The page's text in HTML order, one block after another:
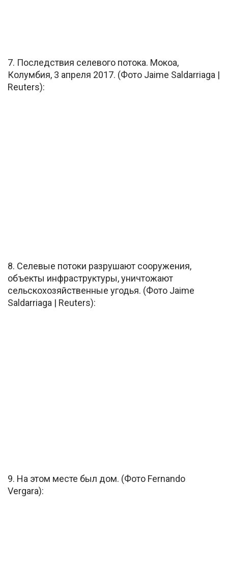
7. Последствия селевого потока. Мокоа,
Колумбия, 3 апреля 2017. (Фото Jaime Saldarriaga |
Reuters):
8. Селевые потоки разрушают сооружения,
объекты инфраструктуры, уничтожают
сельскохозяйственные угодья. (Фото Jaime
Saldarriaga | Reuters):
9. На этом месте был дом. (Фото Fernando
Vergara):